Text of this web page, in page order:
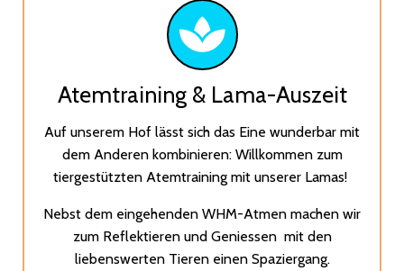
Atemtraining & Lama-Auszeit
Auf unserem Hof lässt sich das Eine wunderbar mit
dem Anderen kombinieren: Willkommen zum
tiergestützten Atemtraining mit unserer Lamas!
Nebst dem eingehenden WHM-Atmen machen wir
zum Reflektieren und Geniessen mit den
liebenswerten Tieren einen Spaziergang.